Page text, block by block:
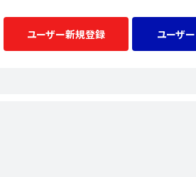
ユーザー新規登録 ユーザー